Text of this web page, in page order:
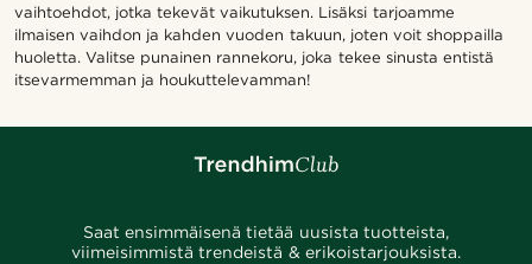
vaihtoehdot, jotka tekevät vaikutuksen. Lisäksi tarjoamme
ilmaisen vaihdon ja kahden vuoden takuun, joten voit shoppailla
huoletta. Valitse punainen rannekoru, joka tekee sinusta entistä
itsevarmemman ja houkuttelevamman!
Saat ensimmäisenä tietää uusista tuotteista,
viimeisimmistä trendeistä & erikoistarjouksista.